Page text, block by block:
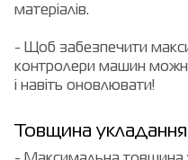
матеріалів.
- Щоб забезпечити
контролери машин
і навіть оновлювати!
Товщина укладання